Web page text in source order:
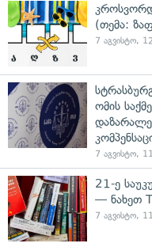
(თემა:
7 აგვისტო,
ომის
7 აგვისტო,
21-ე
— ნახეთ
7 აგვისტო,